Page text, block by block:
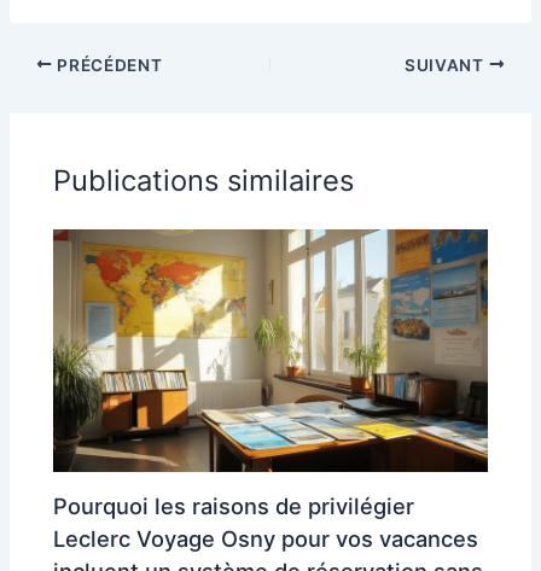
PRÉCÉDENT SUIVANT
Publications similaires
Pourquoi les raisons de privilégier
Leclerc Voyage Osny pour vos vacances